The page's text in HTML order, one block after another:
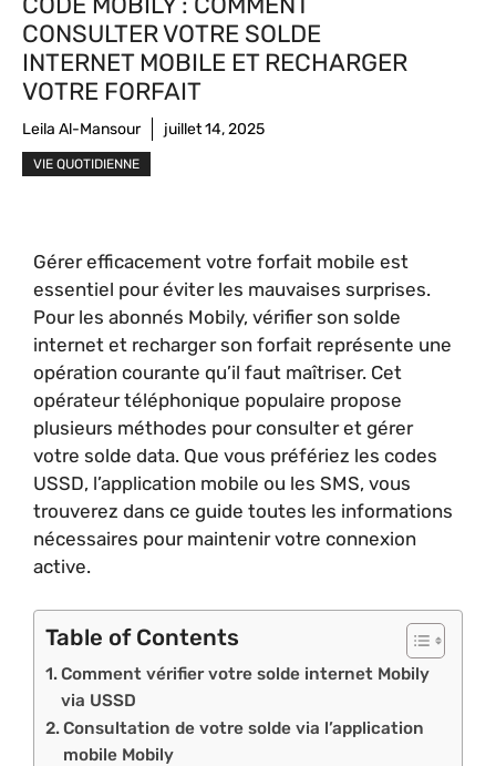
CONSULTER VOTRE SOLDE
INTERNET MOBILE ET RECHARGER
VOTRE FORFAIT
Leila Al-Mansour juillet 14, 2025
VIE QUOTIDIENNE
Gérer efficacement votre forfait mobile est
essentiel pour éviter les mauvaises surprises.
Pour les abonnés Mobily, vérifier son solde
internet et recharger son forfait représente une
opération courante qu’il faut maîtriser. Cet
opérateur téléphonique populaire propose
plusieurs méthodes pour consulter et gérer
votre solde data. Que vous préfériez les codes
USSD, l’application mobile ou les SMS, vous
trouverez dans ce guide toutes les informations
nécessaires pour maintenir votre connexion
active.
Table of Contents
Comment vérifier votre solde internet Mobily
via USSD
Consultation de votre solde via l’application
mobile Mobily